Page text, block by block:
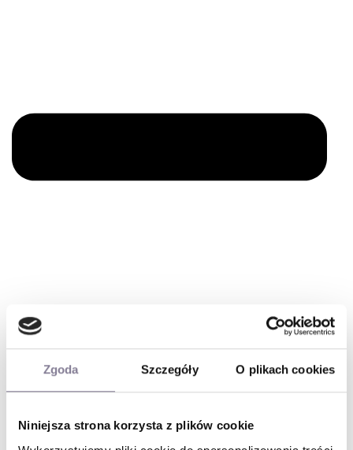
Zgoda Szczegóły O plikach cookies
Niniejsza strona korzysta z plików cookie
— Rabat
— Grawerowanie na zegarkach gratis
— Zwrot do
gratis
— Oryginalne produkty
— Najlepsze ceny